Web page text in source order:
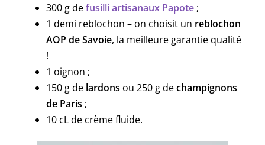
300 g defusilli artisanaux Papote ;
1 demi reblochon – on choisit un reblochon
AOP de Savoie, la meilleure garantie qualité
!
1 oignon ;
150 g de lardons ou 250 g dechampignons
de Paris ;
10 cL de crème fluide.